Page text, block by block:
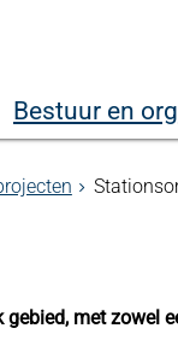
Bestuur en
met zowel